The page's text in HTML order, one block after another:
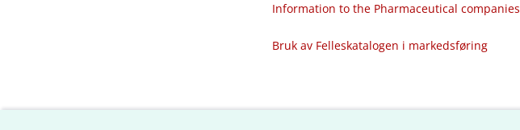
Information to the Pharmaceutical companies
Bruk av Felleskatalogen i markedsføring